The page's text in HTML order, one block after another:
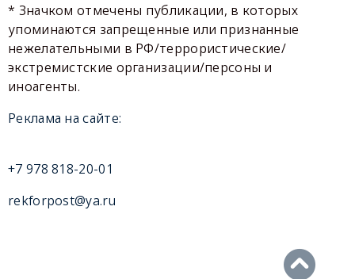
* Значком отмечены публикации, в которых
упоминаются запрещенные или признанные
нежелательными в РФ/террористические/
экстремистские организации/персоны и
иноагенты.
Реклама на сайте:
+7 978 818-20-01
rekforpost@ya.ru